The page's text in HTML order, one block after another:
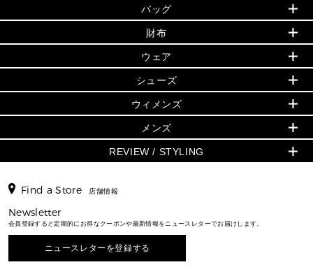
バッグ
小物
シューズ・靴
ウェア
アクセサリー
時計
▶ メンズ
バッグ
時計
再値下げアイテム
追加アイテム
▶ ウィメンズすべて(ウェア・シューズ除く)
バッグ
財布・小物
ウェア
シューズ
時計・ジュエリー
メンズ バッグ
メンズ 財布・小物
夏のスタイル
▶ すべて
▶ ウィメンズすべて
財布・小物
アクセサリー
フレグランス
シューズ
メンズ財布・小物
メンズアクセサリー
メンズシューズ
バッグ
人気の定番アイテム
日本限定 - バッグ
▶ ウィメンズすべて
トートバッグ
ショルダーバッグ
クロスボディ・斜め掛け
3 IN 1 / 2 IN 1 バッグ
▶ メンズすべて
財布
日本限定 - 財布・小物
▶ ウィメンズすべて
GREENWICH
折り財布(二つ折り・三つ折り)
長財布
お財布レビュー ▸
ウェア
▶ ウィメンズすべて
トップス
スカート・パンツ
ジャケット・アウター
シューズ
▶ ウィメンズすべて
サンダル
スニーカー
ウィメンズ
人気の定番アイテム
▶ ウィメンズすべて
▶ バッグすべて
通勤・通学アイテム
メンズ
▶ メンズすべて
シューズ・靴
ウェア
REVIEW / STYLING
エディターレビュー
Find a Store 店舗情報
Newsletter
会員登録すると定期的にお得なクーポンや最新情報をニュースレターでお届けします。
ニュースレターを登録する